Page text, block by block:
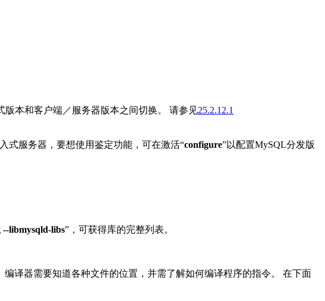
本和客户端／服务器版本之间切换。 请参见25.2.12.1
式服务器，要想使用鉴定功能，可在激活“configure”以配置MySQL分发版
--libmysqld-libs”，可获得库的完整列表。
编译器需要知道各种文件的位置，并需了解如何编译程序的指令。 在下面